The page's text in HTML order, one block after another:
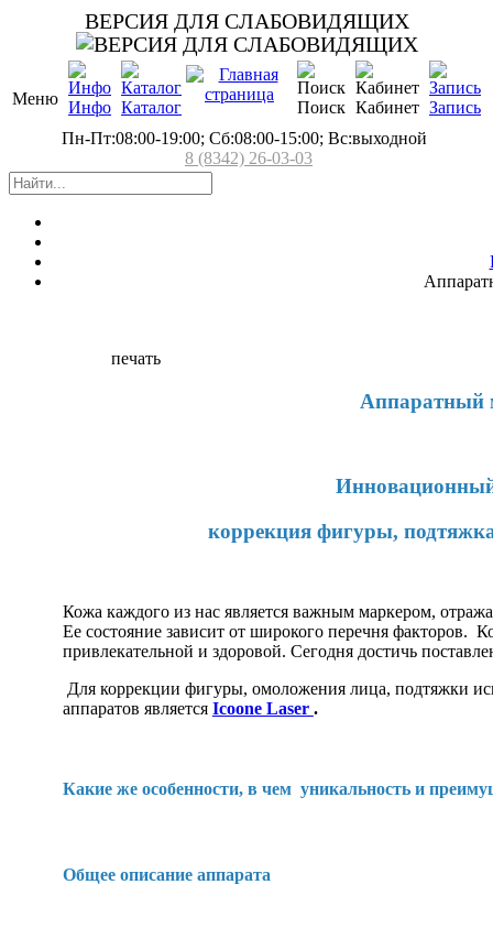
ВЕРСИЯ ДЛЯ СЛАБОВИДЯЩИХ
Меню Инфо Каталог Поиск Кабинет Запись
Пн-Пт:08:00-19:00; Сб:08:00-15:00; Вс:выходной
8 (8342) 26-03-03
печать
Аппаратный
коррекция фигуры,
Кожа каждого из нас является важным маркером,
Ее состояние зависит от широкого перечня факторов.
привлекательной и здоровой. Сегодня достичь
Для коррекции фигуры, омоложения лица, подтяжки
аппаратов является Icoone Laser .
Какие же особенности, в чем уникальность и
Общее описание аппарата